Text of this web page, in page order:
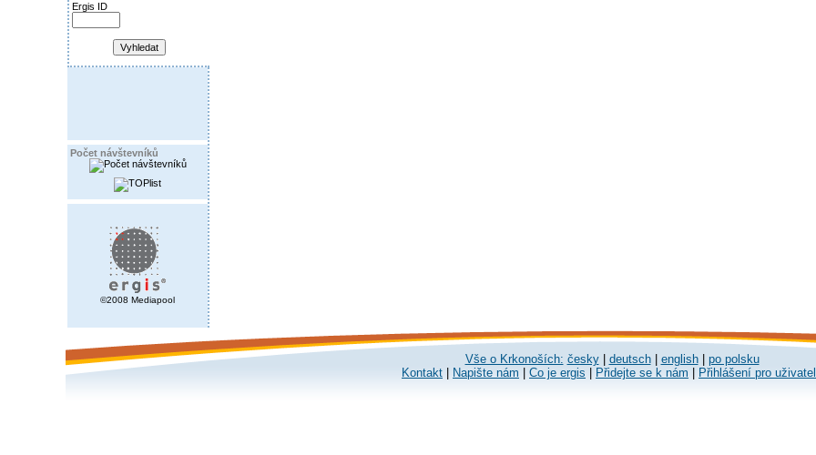
Ergis ID
Počet návštevníků
©2008 Mediapool
Vše o Krkonoších: česky| deutsch| english| po polsku
Kontakt
Napište nám Co je ergis Přidejte se k nám Přihlášení pro